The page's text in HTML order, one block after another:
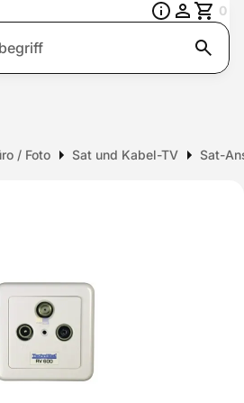
0
/ Foto Sat und Kabel-TV Sat-